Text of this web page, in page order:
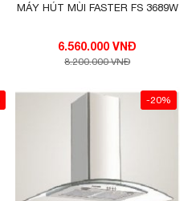
MÁY HÚT MÙI FASTER FS 3689W
6.560.000 VNĐ
8.200.000 VNĐ
-20%